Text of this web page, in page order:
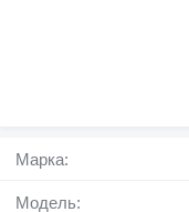
Марка:
Модель: